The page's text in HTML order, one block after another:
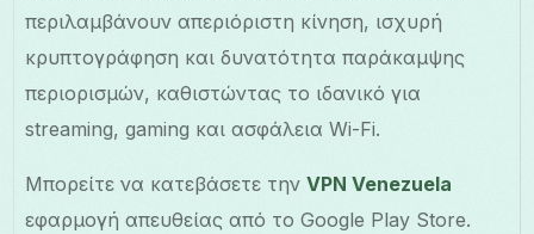
περιλαμβάνουν απεριόριστη κίνηση, ισχυρή
κρυπτογράφηση και δυνατότητα παράκαμψης
περιορισμών, καθιστώντας το ιδανικό για
streaming, gaming και ασφάλεια Wi-Fi.
Μπορείτε να κατεβάσετε τηνVPN Venezuela
εφαρμογή απευθείας από το Google Play Store.